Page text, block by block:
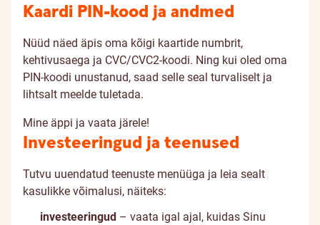
Kaardi PIN-kood ja andmed
Nüüd näed äpis oma kõigi kaartide numbrit,
kehtivusaega ja CVC/CVC2-koodi. Ning kui oled oma
PIN-koodi unustanud, saad selle seal turvaliselt ja
lihtsalt meelde tuletada.
Mine äppi ja vaata järele!
Investeeringud ja teenused
Tutvu uuendatud teenuste menüüga ja leia sealt
kasulikke võimalusi, näiteks:
investeeringud – vaata igal ajal, kuidas Sinu